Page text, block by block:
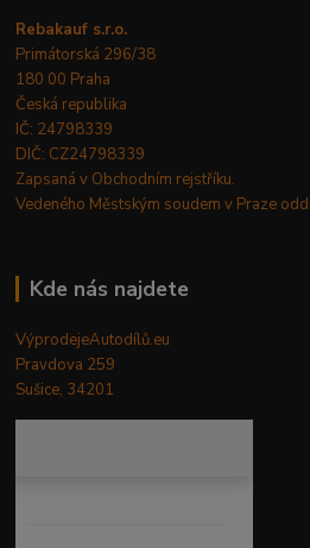
Rebakauf s.r.o.
Primátorská 296/38
180 00 Praha
Česká republika
IČ: 24798339
DIČ: CZ24798339
Zapsaná v Obchodním rejstříku.
Vedeného Městským soudem v Praze
Kde nás najdete
VýprodejeAutodílů.eu
Pravdova 259
Sušice, 34201